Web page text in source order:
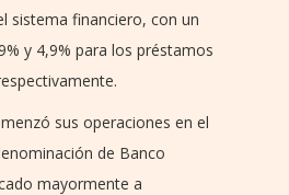
sistema financiero, con un
y 4,9% para los préstamos
sus operaciones en el
de Banco
mayormente a